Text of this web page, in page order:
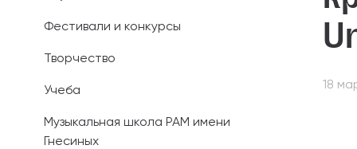
Фестивали и конкурсы
Творчество
Учеба
Музыкальная школа РАМ имени
Гнесиных
18